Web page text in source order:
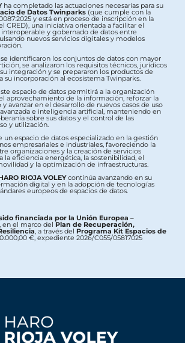
ha completado las actuaciones necesarias para su
de Datos Twinparks (que cumple con la
y está en proceso de inscripción en la
CRED), una iniciativa orientada a facilitar el
y gobernado de datos entre
nuevos servicios digitales y modelos
identificaron los conjuntos de datos con mayor
se analizaron los requisitos técnicos, jurídicos
integración y se prepararon los productos de
su incorporación al ecosistema Twinparks.
espacio de datos permitirá a la organización
aprovechamiento de la información, reforzar la
avanzar en el desarrollo de nuevos casos de uso
e inteligencia artificial, manteniendo en
sobre sus datos y el control de las
y utilización.
un espacio de datos especializado en la gestión
empresariales e industriales, favoreciendo la
organizaciones y la creación de servicios
la eficiencia energética, la sostenibilidad, el
y la optimización de infraestructuras.
RIOJA VOLEYcontinúa avanzando en su
digital y en la adopción de tecnologías
europeos de espacios de datos.
financiada por la Unión Europea –
, en el marco delPlan de Recuperación,
, a través del Programa Kit Espacios de
€, expediente 2026/C055/05817025